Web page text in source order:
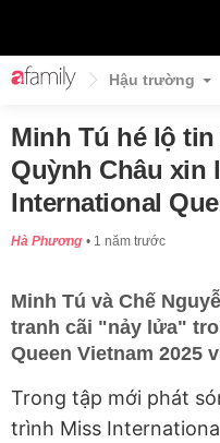
Hậu trường
Minh Tú hé lộ
Quỳnh Châu xin
International
Hà Phương 1 năm trước
Minh Tú và Chế
tranh cãi "nảy lửa"
Queen Vietnam 2025
Trong tập mới phát
trình Miss